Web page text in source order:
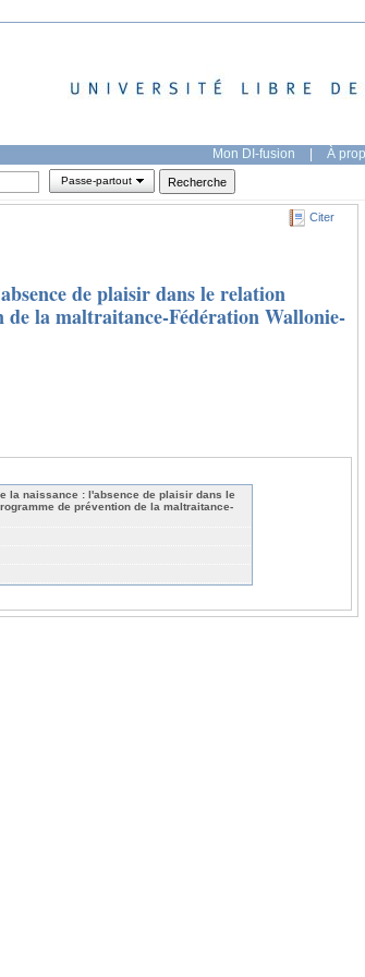
Mon DI-fusion | À
Passe-partout
Citer
de plaisir dans le relation
la maltraitance-Fédération Wallonie-
la naissance : l'absence de plaisir dans le
de prévention de la maltraitance-